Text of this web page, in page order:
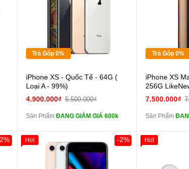
Trả Góp 0%
Tặng
Cường lực 10D full
màn
tai nghe iPhone 6S
zin
Đổi Sạc Cáp ZIN
iPhone XS - Quốc Tế - 64G (
Loại A - 99%)
4.900.000₫ 5.500.000₫
Sản Phẩm ĐANG GIẢM GIÁ 600k
Trả Góp 0%
Tặng
màn
zin
iPhone XS
256G
7.500.000₫
Sản Phẩm
Giảm 100.000đ
Khách Hàng
Thân Thiết
-2%
Hot Hot